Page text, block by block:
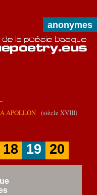
anonymes
APOLLON (siècle XVIII)
18 19 20